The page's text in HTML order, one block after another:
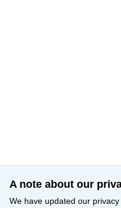
A note about our
We have updated our